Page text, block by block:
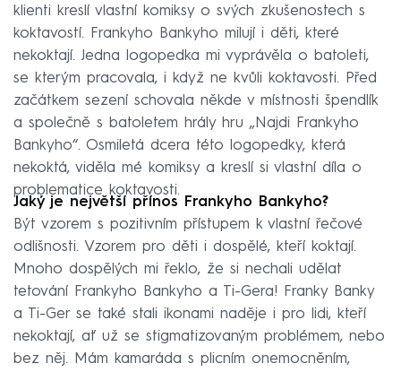
klienti kreslí vlastní komiksy o svých zkušenostech s
koktavostí. Frankyho Bankyho milují i děti, které
nekoktají. Jedna logopedka mi vyprávěla o batoleti,
se kterým pracovala, i když ne kvůli koktavosti. Před
začátkem sezení schovala někde v místnosti špendlík
a společně s batoletem hrály hru „Najdi Frankyho
Bankyho“. Osmiletá dcera této logopedky, která
nekoktá, viděla mé komiksy a kreslí si vlastní díla o
problematice koktavosti.
Jaký je největší přínos Frankyho Bankyho?
Být vzorem s pozitivním přístupem k vlastní řečové
odlišnosti. Vzorem pro děti i dospělé, kteří koktají.
Mnoho dospělých mi řeklo, že si nechali udělat
tetování Frankyho Bankyho a Ti-Gera! Franky Banky
a Ti-Ger se také stali ikonami naděje i pro lidi, kteří
nekoktají, ať už se stigmatizovaným problémem, nebo
bez něj. Mám kamaráda s plicním onemocněním,